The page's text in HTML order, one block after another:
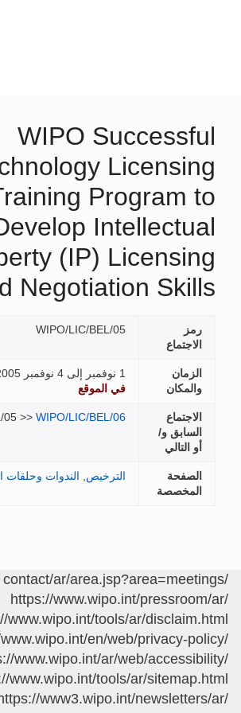
WIPO Successful
Licensing
Program to
Intellectual
(IP) Licensing
Negotiation Skills
رمز
الاجتماع
WIPO/LIC/BEL/05
الزمان
والمكان
1 نوفمبر إلى 4 نوفمبر 2005 (
في الموقع
الاجتماع
السابق و/
أو التالي
05 >> WIPO/LIC/BEL/06
الصفحة
المخصصة
الترخيص الندوات وحلقات
/contact/ar/area.jsp?area=meetings
https://www.wipo.int/pressroom/ar/
www.wipo.int/tools/ar/disclaim.html
en/web/privacy-policy/
www.wipo.int/ar/web/accessibility/
www.wipo.int/tools/ar/sitemap.html
www3.wipo.int/newsletters/ar/